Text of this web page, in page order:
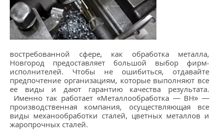
Услуги ЧПУ
Изготовление шестерен на заказ
Услуги металлообработки
Фрезеровка ЧПУ
...
КОНТАКТЫ
МЕТАЛЛ ВЕЛИКИЙ НОВГОРОД
востребованной сфере, как обработка металла,
Новгород предоставляет большой выбор фирм-
исполнителей. Чтобы не ошибиться, отдавайте
предпочтение организациям, которые выполняют все
ее виды и дают гарантию качества результата.
Именно так работает «Металлообработка — ВН» —
производственная компания, осуществляющая все
виды механообработки сталей, цветных металлов и
жаропрочных сталей.